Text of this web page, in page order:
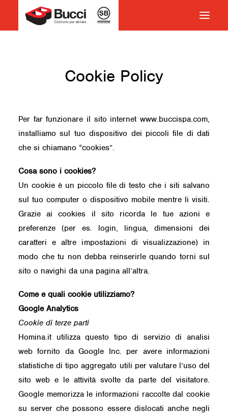
COSTRUIRE PER ABITARE
CASE HISTORY
CONTATTI
VOCABOLARIO
RICERCA
Cookie Policy
Per far funzionare il sito internet www.buccispa.com,
installiamo sul tuo dispositivo dei piccoli file di dati
che si chiamano “cookies”.
Cosa sono i cookies?
Un cookie è un piccolo file di testo che i siti salvano
sul tuo computer o dispositivo mobile mentre li visiti.
Grazie ai cookies il sito ricorda le tue azioni e
preferenze (per es. login, lingua, dimensioni dei
caratteri e altre impostazioni di visualizzazione) in
modo che tu non debba reinserirle quando torni sul
sito o navighi da una pagina all’altra.
Come e quali cookie utilizziamo?
Google Analytics
Cookie di terze parti
Homina.it utilizza questo tipo di servizio di analisi
web fornito da Google Inc. per avere informazioni
statistiche di tipo aggregato utili per valutare l’uso del
sito web e le attività svolte da parte del visitatore.
Google memorizza le informazioni raccolte dal cookie
su server che possono essere dislocati anche negli